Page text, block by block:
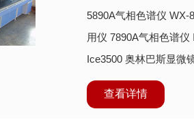
5890A气相色谱仪 WX-
用仪 7890A气相色谱
Ice3500 奥林巴斯显微
级无菌室
查看详情